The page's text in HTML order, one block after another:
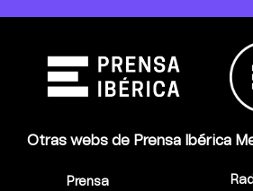
Otras webs de Prensa Ibérica
Prensa